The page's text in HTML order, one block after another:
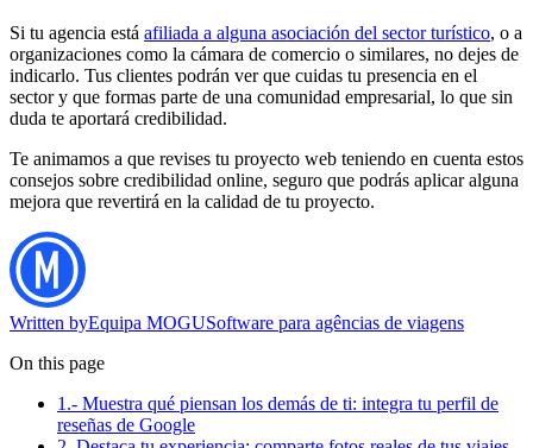
Si tu agencia está afiliada a alguna asociación del sector turístico, o a
organizaciones como la cámara de comercio o similares, no dejes de
indicarlo. Tus clientes podrán ver que cuidas tu presencia en el
sector y que formas parte de una comunidad empresarial, lo que sin
duda te aportará credibilidad.
Te animamos a que revises tu proyecto web teniendo en cuenta estos
consejos sobre credibilidad online, seguro que podrás aplicar alguna
mejora que revertirá en la calidad de tu proyecto.
Written byEquipa MOGUSoftware para agências de viagens
On this page
1.- Muestra qué piensan los demás de ti: integra tu perfil de
reseñas de Google